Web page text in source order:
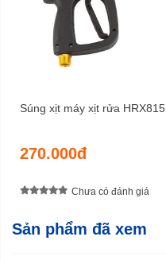
Súng xịt máy xịt rửa HRX815
270.000đ
Chưa có đánh giá
Sản phẩm đã xem